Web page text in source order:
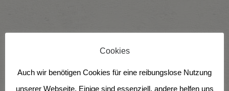
Cookies
Auch wir benötigen Cookies für eine reibungslose Nutzung
unserer Webseite. Einige sind essenziell, andere helfen uns